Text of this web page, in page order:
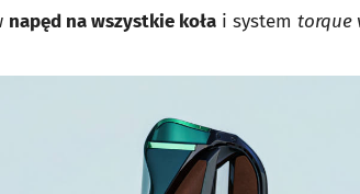
napęd na wszystkie koła i system torque